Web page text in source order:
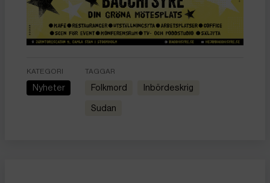
KATEGORI
Nyheter
TAGGAR
folkmord inbördeskrig
Sudan